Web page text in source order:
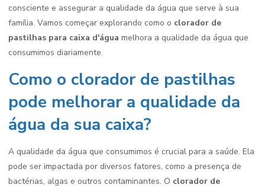
consciente e assegurar a qualidade da água que serve à sua
família. Vamos começar explorando como o clorador de
pastilhas para caixa d'água melhora a qualidade da água que
consumimos diariamente.
Como o clorador de pastilhas
pode melhorar a qualidade da
água da sua caixa?
A qualidade da água que consumimos é crucial para a saúde. Ela
pode ser impactada por diversos fatores, como a presença de
bactérias, algas e outros contaminantes. O clorador de